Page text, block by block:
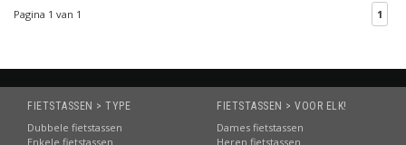
Pagina 1 van 1 1
FIETSTASSEN > TYPE
Dubbele fietstassen
Enkele fietstassen
FIETSTASSEN > VOOR ELK!
Dames fietstassen
Heren fietstassen